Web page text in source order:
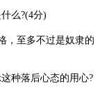
么?(4分)
，至多不过是奴隶的
种落后心态的用心?